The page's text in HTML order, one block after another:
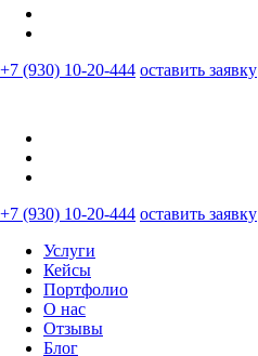
+7 (930) 10-20-444 оставить заявку
+7 (930) 10-20-444 оставить заявку
Услуги
Кейсы
Портфолио
О нас
Отзывы
Блог